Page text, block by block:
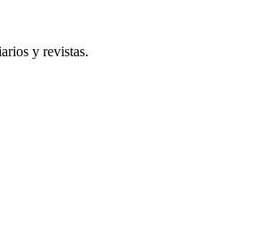
y revistas.